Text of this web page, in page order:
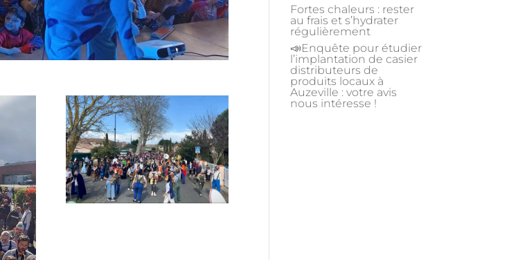
Fortes chaleurs : rester
au frais et s’hydrater
régulièrement
📣Enquête pour étudier
l’implantation de casier
distributeurs de
produits locaux à
Auzeville : votre avis
nous intéresse !